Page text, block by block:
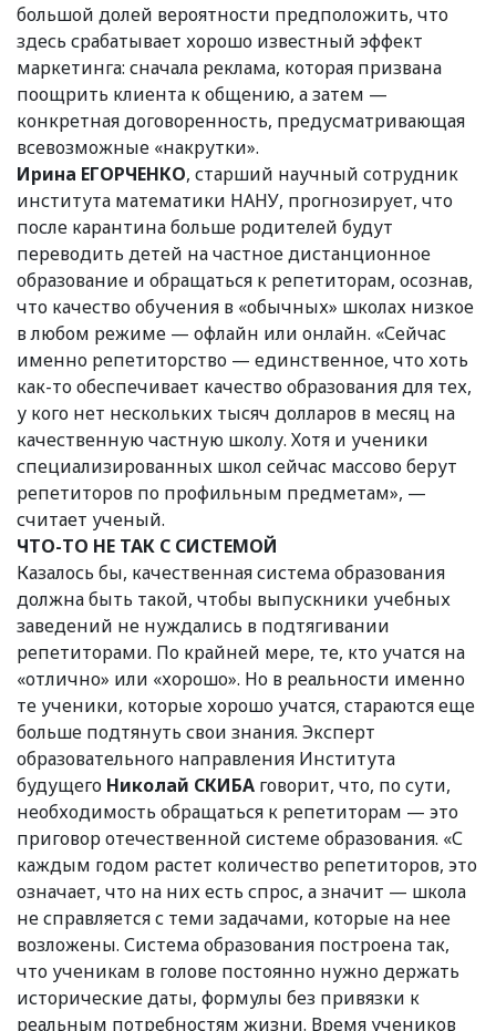
большой долей вероятности предположить, что
здесь срабатывает хорошо известный эффект
маркетинга: сначала реклама, которая призвана
поощрить клиента к общению, а затем —
конкретная договоренность, предусматривающая
всевозможные «накрутки».
Ирина ЕГОРЧЕНКО, старший научный сотрудник
института математики НАНУ, прогнозирует, что
после карантина больше родителей будут
переводить детей на частное дистанционное
образование и обращаться к репетиторам, осознав,
что качество обучения в «обычных» школах низкое
в любом режиме — офлайн или онлайн. «Сейчас
именно репетиторство — единственное, что хоть
как-то обеспечивает качество образования для тех,
у кого нет нескольких тысяч долларов в месяц на
качественную частную школу. Хотя и ученики
специализированных школ сейчас массово берут
репетиторов по профильным предметам», —
считает ученый.
ЧТО-ТО НЕ ТАК С СИСТЕМОЙ
Казалось бы, качественная система образования
должна быть такой, чтобы выпускники учебных
заведений не нуждались в подтягивании
репетиторами. По крайней мере, те, кто учатся на
«отлично» или «хорошо». Но в реальности именно
те ученики, которые хорошо учатся, стараются еще
больше подтянуть свои знания. Эксперт
образовательного направления Института
будущего Николай СКИБА говорит, что, по сути,
необходимость обращаться к репетиторам — это
приговор отечественной системе образования. «С
каждым годом растет количество репетиторов, это
означает, что на них есть спрос, а значит — школа
не справляется с теми задачами, которые на нее
возложены. Система образования построена так,
что ученикам в голове постоянно нужно держать
исторические даты, формулы без привязки к
реальным потребностям жизни. Время учеников